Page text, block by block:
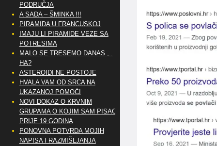
PODRUČJA
A SADA – ŠMINKA !!!
PIRAMIDA U FRANCUSKOJ
IMAJU LI PIRAMIDE VEZE SA
POTRESIMA
MALO SE TRESEMO DANAS ,..
HA?
ASTEROIDI NE POSTOJE
HVALA VAM OD SRCA NA
UKAZANOJ POMOĆI
NOVI DOKAZ O KRVNIM
GRUPAMA O KOJIM SAM PISAO
PRIJE 19 GODINA
PONOVNA POTVRDA MOJIH
NAPISA I RAZMIŠLJANJA